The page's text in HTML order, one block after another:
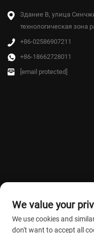
Здание B, улица
технологическая зона
+86-02586907211
+86-18662728011
[email protected]
We value your
We use cookies and
don't want to accept all